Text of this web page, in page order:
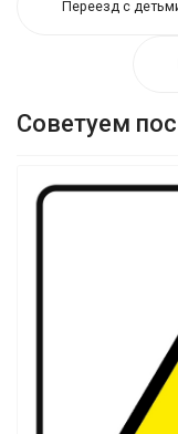
Переезд с
Советуем